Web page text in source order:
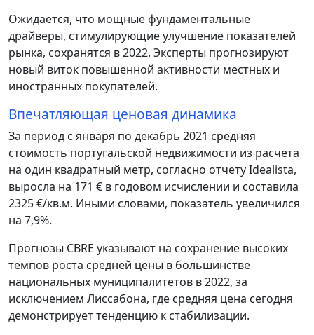
Ожидается, что мощные фундаментальные
драйверы, стимулирующие улучшение показателей
рынка, сохранятся в 2022. Эксперты прогнозируют
новый виток повышенной активности местных и
иностранных покупателей.
Впечатляющая ценовая динамика
За период с января по декабрь 2021 средняя
стоимость португальской недвижимости из расчета
на один квадратный метр, согласно отчету Idealista,
выросла на 171 € в годовом исчислении и составила
2325 €/кв.м. Иными словами, показатель увеличился
на 7,9%.
Прогнозы CBRE указывают на сохранение высоких
темпов роста средней цены в большинстве
национальных муниципалитетов в 2022, за
исключением Лиссабона, где средняя цена сегодня
демонстрирует тенденцию к стабилизации.